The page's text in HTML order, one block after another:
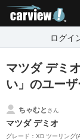
ログイ
マツダ デミ
い」のユー
ちゃむと さん
マツダ デミオ
グレード：XD ツーリング